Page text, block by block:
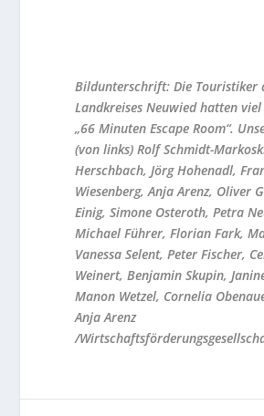
Bildunterschrift:Die Touristiker
Landkreises Neuwied hatten
„66 Minuten Escape Room“.
(von links) Rolf Schmidt-
Herschbach, Jörg Hohenadl,
Wiesenberg, Anja Arenz, Oliver
Einig, Simone Osteroth, Petra
Michael Führer, Florian Fark,
Vanessa Selent, Peter Fischer,
Weinert, Benjamin Skupin,
Manon Wetzel, Cornelia
Anja Arenz
/